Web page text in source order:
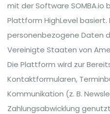
mit der Software SOMBA.io
Plattform HighLevel basiert.
personenbezogene Daten
Vereinigte Staaten von
Die Plattform wird zur
Kontaktformularen,
Kommunikation (z. B.
Zahlungsabwicklung